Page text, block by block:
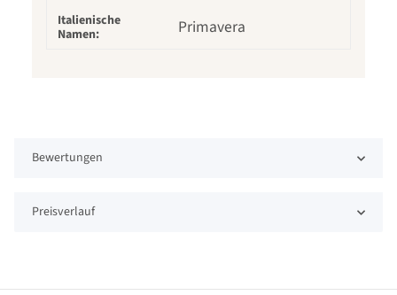
Italienische
Namen:
Primavera
Bewertungen
Preisverlauf